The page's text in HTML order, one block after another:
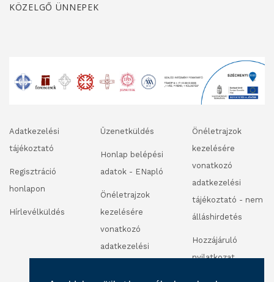
KÖZELGŐ ÜNNEPEK
Adatkezelési
tájékoztató
Regisztráció
honlapon
Hírlevélküldés
Üzenetküldés
Honlap belépési
adatok - ENapló
Önéletrajzok
kezelésére
vonatkozó
adatkezelési
Önéletrajzok
kezelésére
vonatkozó
adatkezelési
tájékoztató - nem
álláshirdetés
Hozzájáruló
nyilatkozat